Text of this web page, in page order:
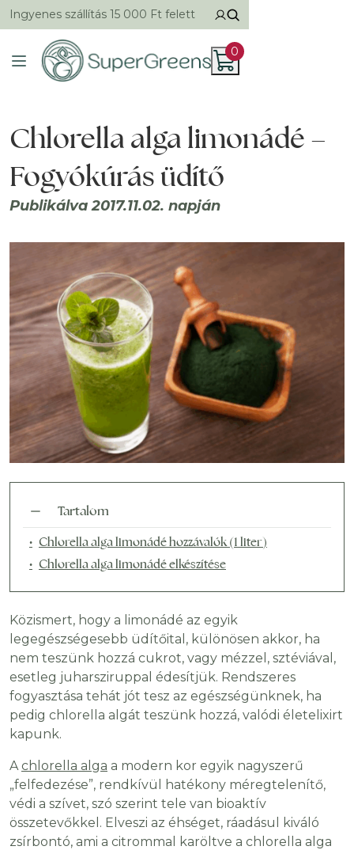
Ingyenes szállítás 15 000 Ft felett
0
Chlorella alga limonádé –
Fogyókúrás üdítő
Publikálva 2017.11.02. napján
Tartalom
Chlorella alga limonádé hozzávalók (1 liter)
Chlorella alga limonádé elkészítése
Közismert, hogy a limonádé az egyik
legegészségesebb üdítőital, különösen akkor, ha
nem teszünk hozzá cukrot, vagy mézzel, sztéviával,
esetleg juharsziruppal édesítjük. Rendszeres
fogyasztása tehát jót tesz az egészségünknek, ha
pedig chlorella algát teszünk hozzá, valódi életelixirt
kapunk.
Achlorella alga a modern kor egyik nagyszerű
„felfedezése”, rendkívül hatékony méregtelenítő,
védi a szívet, szó szerint tele van bioaktív
összetevőkkel. Elveszi az éhséget, ráadásul kiváló
zsírbontó, ami a citrommal karöltve a chlorella alga